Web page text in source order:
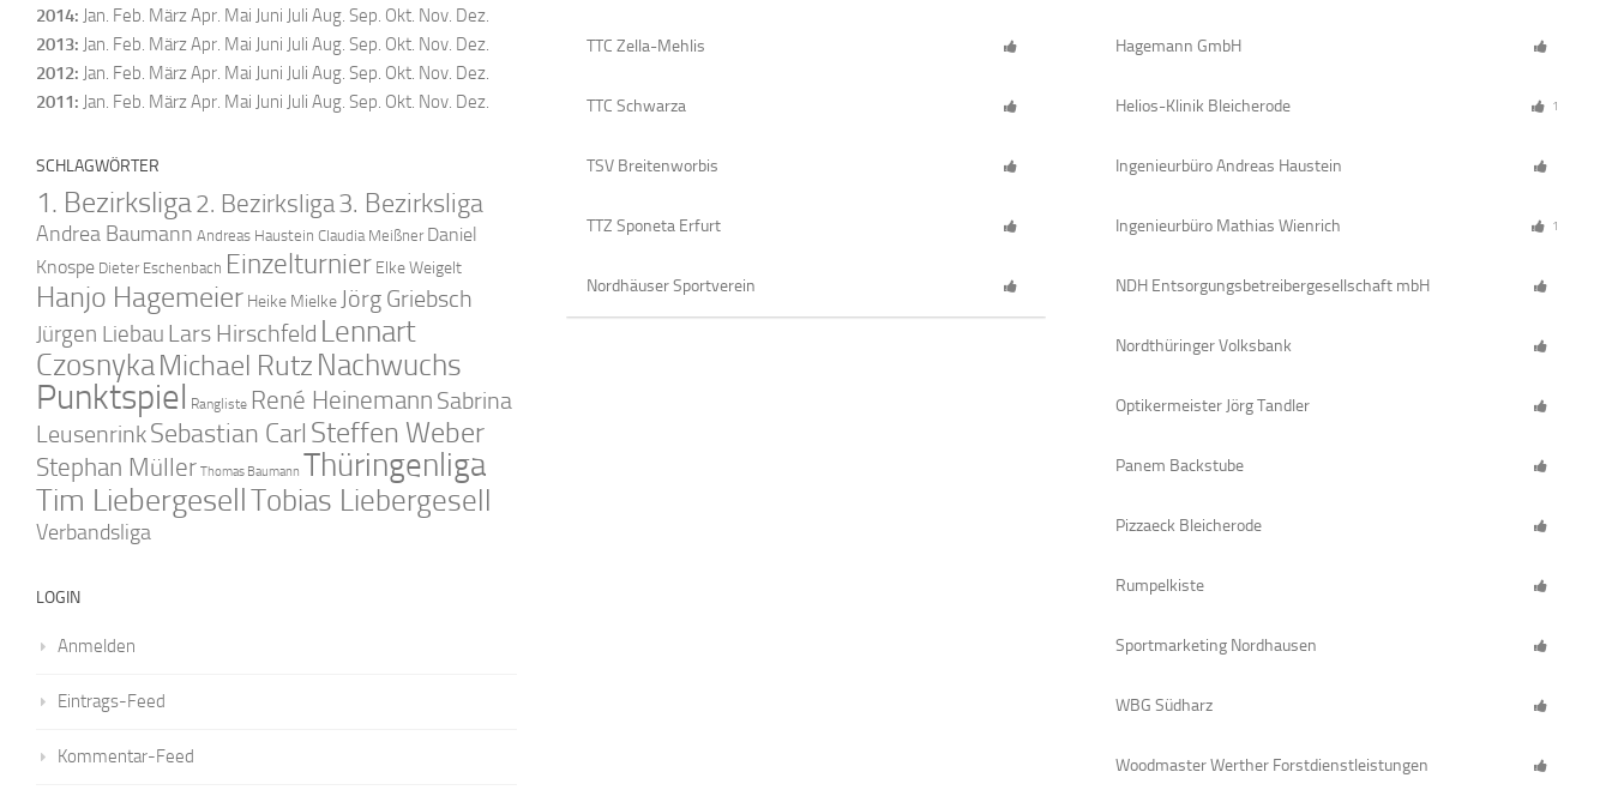
2014: Jan. Feb. MärzApr. Mai Juni Juli Aug. Sep. Okt. Nov. Dez.
2013: Jan. Feb. MärzApr. Mai Juni Juli Aug. Sep. Okt. Nov. Dez.
2012: Jan. Feb. MärzApr. Mai Juni Juli Aug. Sep. Okt. Nov. Dez.
2011: Jan. Feb. MärzApr. Mai Juni Juli Aug. Sep. Okt. Nov. Dez.
SCHLAGWÖRTER
1. Bezirksliga2. Bezirksliga3. Bezirksliga
Andrea Baumann Andreas Haustein Claudia Meißner Daniel
Knospe Dieter Eschenbach Einzelturnier Elke Weigelt
Hanjo Hagemeier Heike Mielke Jörg Griebsch
Jürgen Liebau Lars Hirschfeld Lennart
CzosnykaMichael Rutz Nachwuchs
Punktspiel Rangliste René Heinemann Sabrina
LeusenrinkSebastian Carl Steffen Weber
Stephan Müller Thomas Baumann Thüringenliga
Tim LiebergesellTobias Liebergesell
Verbandsliga
LOGIN
Anmelden
Eintrags-Feed
Kommentar-Feed
TTC Zella-Mehlis
TTC Schwarza
TSV Breitenworbis
TTZ Sponeta Erfurt
Nordhäuser Sportverein
Hagemann GmbH
Helios-Klinik Bleicherode 1
Ingenieurbüro Andreas Haustein
Ingenieurbüro Mathias Wienrich 1
NDH Entsorgungsbetreibergesellschaft mbH
Nordthüringer Volksbank
Optikermeister Jörg Tandler
Panem Backstube
Pizzaeck Bleicherode
Rumpelkiste
Sportmarketing Nordhausen
WBG Südharz
Woodmaster Werther Forstdienstleistungen